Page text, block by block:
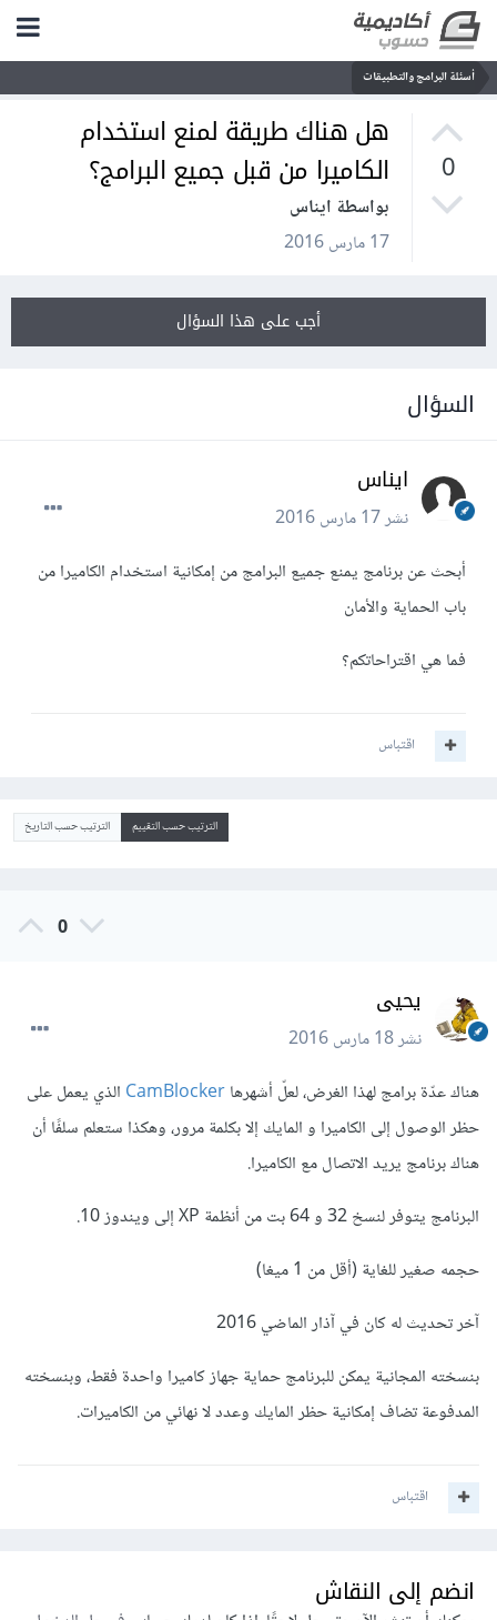
أسئلة البرامج والتطبيقات
0
هل هناك طريقة لمنع استخدام
الكاميرا من قبل جميع البرامج؟
بواسطة ايناس
17 مارس 2016
أجب على هذا السؤال
السؤال
ايناس
نشر17 مارس 2016
أبحث عن برنامج يمنع جميع البرامج من إمكانية استخدام الكاميرا من
باب الحماية والأمان
فما هي اقتراحاتكم؟
اقتباس
الترتيب حسب التقييم الترتيب حسب التاريخ
0
يحيى
نشر18 مارس 2016
هناك عدّة برامج لهذا الغرض، لعلّ أشهرهاCamBlockerالذي يعمل على
حظر الوصول إلى الكاميرا و المايك إلا بكلمة مرور، وهكذا ستعلم سلفًا أن
هناك برنامج يريد الاتصال مع الكاميرا.
البرنامج يتوفر لنسخ 32 و 64 بت من أنظمة XP إلى ويندوز 10.
حجمه صغير للغاية (أقل من 1 ميغا)
آخر تحديث له كان في آذار الماضي 2016
بنسخته المجانية يمكن للبرنامج حماية جهاز كاميرا واحدة فقط، وبنسخته
المدفوعة تضاف إمكانية حظر المايك وعدد لا نهائي من الكاميرات.
اقتباس
انضم إلى النقاش